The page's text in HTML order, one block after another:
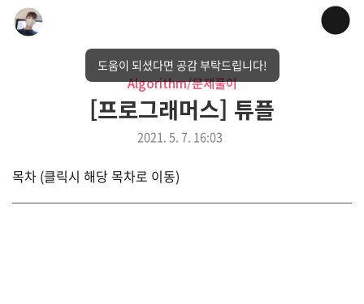
Algorithm/문제풀이
[프로그래머스] 튜플
2021. 5. 7. 16:03
목차 (클릭시 해당 목차로 이동)
도움이 되셨다면 공감 부탁드립니다!